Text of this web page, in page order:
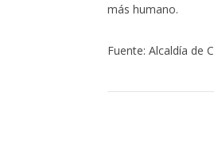
más humano.
Fuente: Alcaldía de